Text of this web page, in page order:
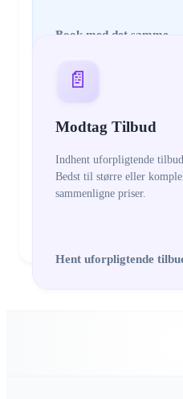
Book med det samme
📄
Modtag Tilbud
Indhent uforpligtende
Bedst til større eller
sammenligne priser.
Hent uforpligtende